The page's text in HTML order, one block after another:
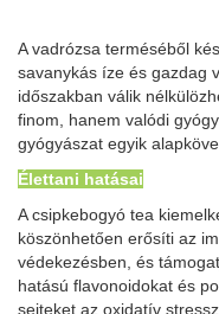
A vadrózsa terméséből
savanykás íze és gazdag
időszakban válik
finom, hanem valódi
gyógyászat egyik alapköve.
Élettani hatásai
A csipkebogyó tea
köszönhetően erősíti az
védekezésben, és
hatású flavonoidokat és
sejteket az oxidatív